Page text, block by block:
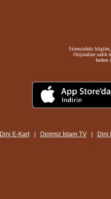
Sitemizdeki bilgiler,
Orijinaline sadık
herkes
Dini E-Kart| Dinimiz İslam TV| Dini